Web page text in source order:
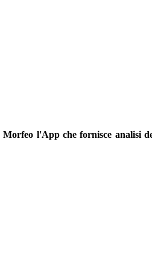
Morfeo l'App che fornisce analisi